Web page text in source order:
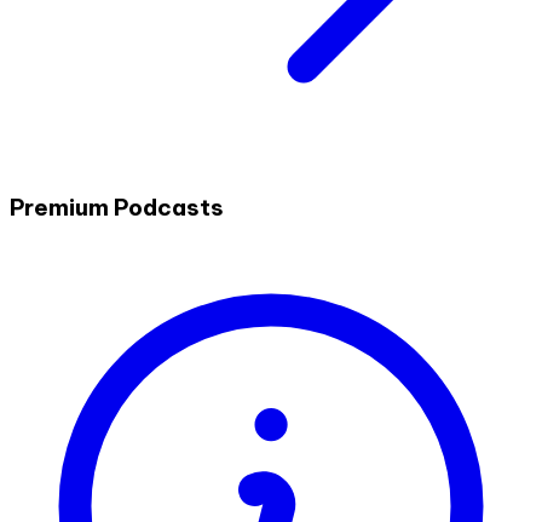
Premium Podcasts